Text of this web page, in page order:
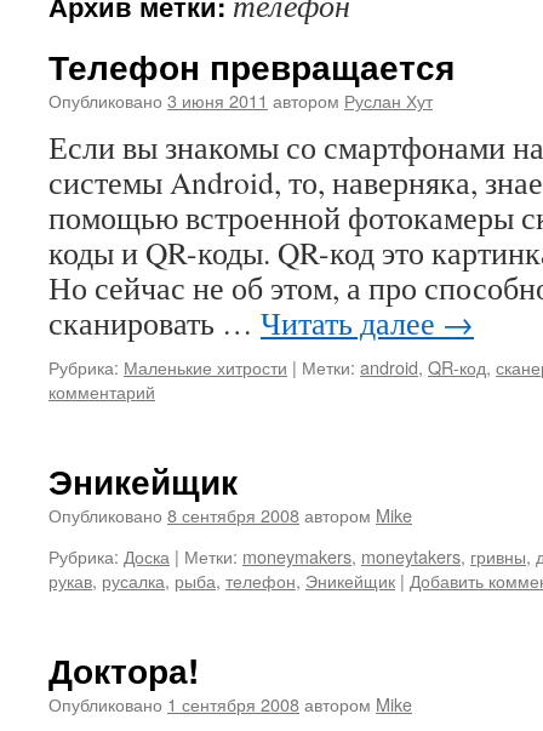
Телефон превращается
Опубликовано 3 июня 2011 автором Руслан Хут
Если вы знакомы со смартфонами
системы Android, то, наверняка,
помощью встроенной фотокамеры
коды и QR-коды. QR-код это
Но сейчас не об этом, а про
сканировать … Читать далее →
Рубрика: Маленькие хитрости | Метки: android, QR-код,
комментарий
Эникейщик
Опубликовано 8 сентября 2008автором Mike
Рубрика: Доска | Метки: moneymakers, moneytakers, гривны,
рукав, русалка, рыба, телефон, Эникейщик | Добавить
Доктора!
Опубликовано 1 сентября 2008автором Mike